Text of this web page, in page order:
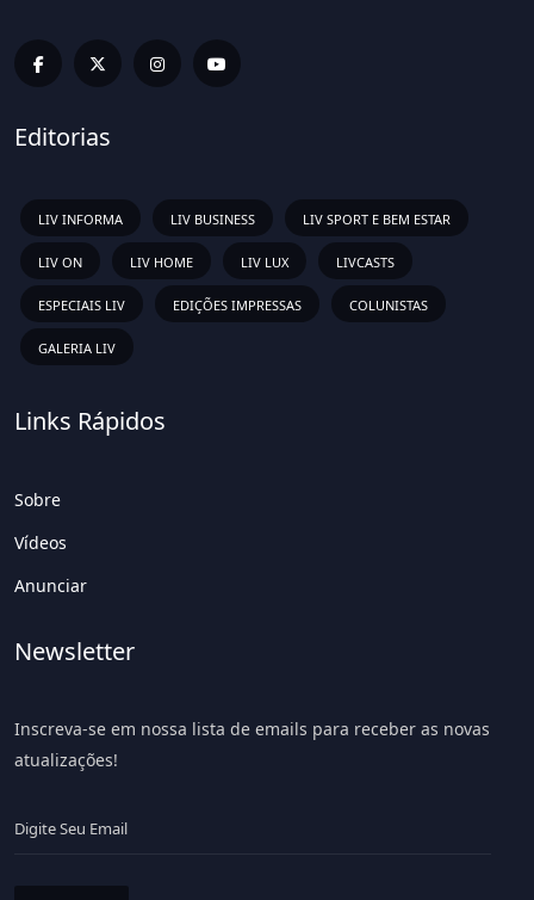
Editorias
LIV INFORMA LIV BUSINESS LIV SPORT E BEM ESTAR
LIV ON LIV HOME LIV LUX LIVCASTS
ESPECIAIS LIV EDIÇÕES IMPRESSAS COLUNISTAS
GALERIA LIV
Links Rápidos
Sobre
Vídeos
Anunciar
Newsletter
Inscreva-se em nossa lista de emails para receber as novas
atualizações!